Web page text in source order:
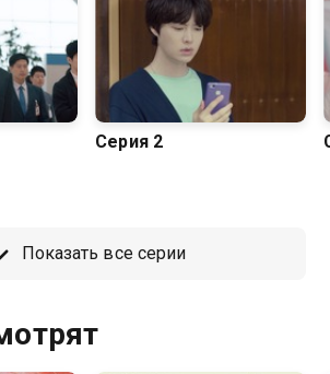
Серия 2
Показать все серии